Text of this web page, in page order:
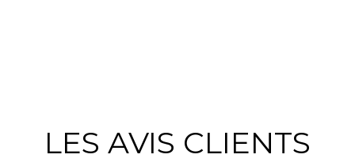
LES AVIS CLIENTS